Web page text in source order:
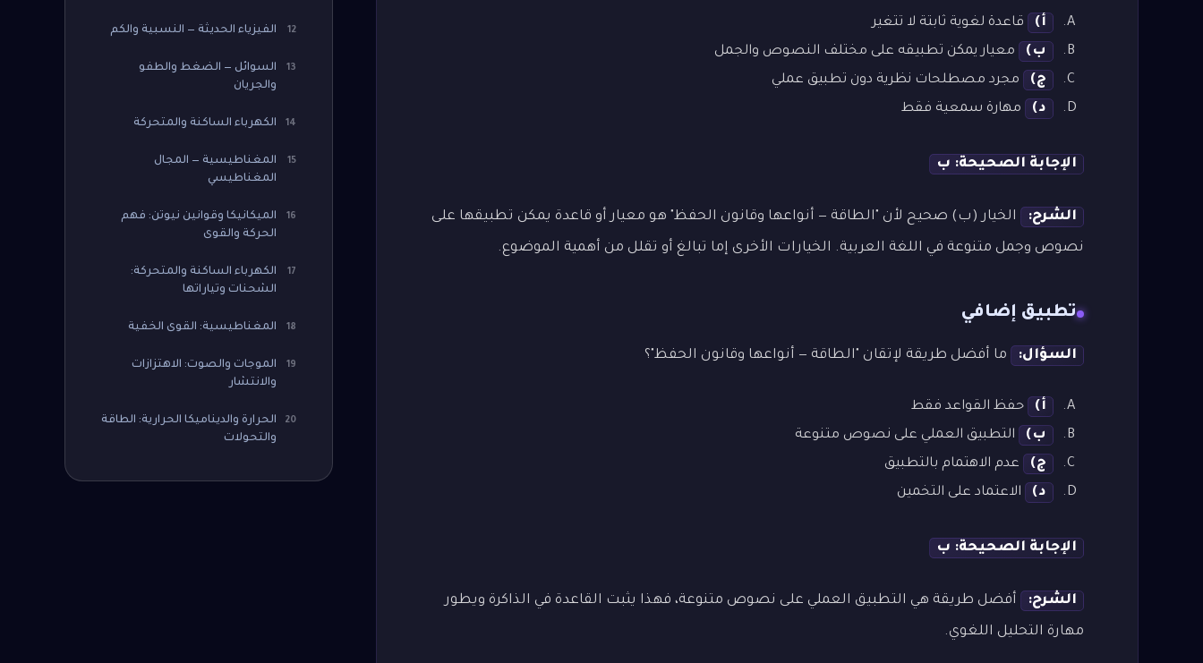
أ)
قاعدة لغوية ثابتة لا تتغير
ب)
معيار يمكن تطبيقه على مختلف النصوص والجمل
ج)
مجرد مصطلحات نظرية دون تطبيق عملي
د)
مهارة سمعية فقط
الإجابة الصحيحة: ب
الشرح: الخيار (ب) صحيح لأن "الطاقة — أنواعها وقانون الحفظ" هو معيار أو قاعدة يمكن تطبيقها على
نصوص وجمل متنوعة في اللغة العربية. الخيارات الأخرى إما تبالغ أو تقلل من أهمية الموضوع.
تطبيق إضافي
السؤال: ما أفضل طريقة لإتقان "الطاقة — أنواعها وقانون الحفظ"؟
أ)
حفظ القواعد فقط
ب)
التطبيق العملي على نصوص متنوعة
ج)
عدم الاهتمام بالتطبيق
د)
الاعتماد على التخمين
الإجابة الصحيحة: ب
الشرح: أفضل طريقة هي التطبيق العملي على نصوص متنوعة، فهذا يثبت القاعدة في الذاكرة ويطور
مهارة التحليل اللغوي.
12 الفيزياء الحديثة — النسبية والكم
13
السوائل — الضغط والطفو
والجريان
14 الكهرباء الساكنة والمتحركة
15
المغناطيسية — المجال
المغناطيسي
16
الميكانيكا وقوانين نيوتن: فهم
الحركة والقوى
17
الكهرباء الساكنة والمتحركة:
الشحنات وتياراتها
18 المغناطيسية: القوى الخفية
19
الموجات والصوت: الاهتزازات
والانتشار
20
الحرارة والديناميكا الحرارية: الطاقة
والتحولات